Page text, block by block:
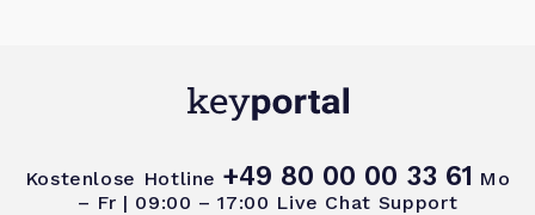
Kostenlose Hotline +49 80 00 00 33 61 Mo
– Fr | 09:00 – 17:00 Live Chat Support